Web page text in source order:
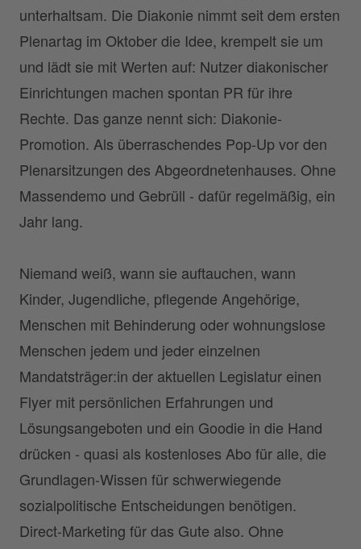
unterhaltsam. Die Diakonie nimmt seit dem ersten
Plenartag im Oktober die Idee, krempelt sie um
und lädt sie mit Werten auf: Nutzer diakonischer
Einrichtungen machen spontan PR für ihre
Rechte. Das ganze nennt sich: Diakonie-
Promotion. Als überraschendes Pop-Up vor den
Plenarsitzungen des Abgeordnetenhauses. Ohne
Massendemo und Gebrüll - dafür regelmäßig, ein
Jahr lang.
Niemand weiß, wann sie auftauchen, wann
Kinder, Jugendliche, pflegende Angehörige,
Menschen mit Behinderung oder wohnungslose
Menschen jedem und jeder einzelnen
Mandatsträger:in der aktuellen Legislatur einen
Flyer mit persönlichen Erfahrungen und
Lösungsangeboten und ein Goodie in die Hand
drücken - quasi als kostenloses Abo für alle, die
Grundlagen-Wissen für schwerwiegende
sozialpolitische Entscheidungen benötigen.
Direct-Marketing für das Gute also. Ohne